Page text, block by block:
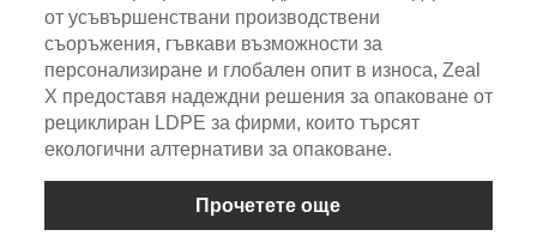
от усъвършенствани производствени
съоръжения, гъвкави възможности за
персонализиране и глобален опит в износа, Zeal
X предоставя надеждни решения за опаковане от
рециклиран LDPE за фирми, които търсят
екологични алтернативи за опаковане.
Прочетете още